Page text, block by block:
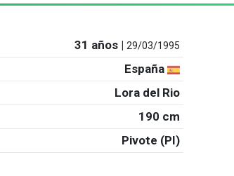
31 años |29/03/1995
España
Lora del Rio
190 cm
Pivote (PI)